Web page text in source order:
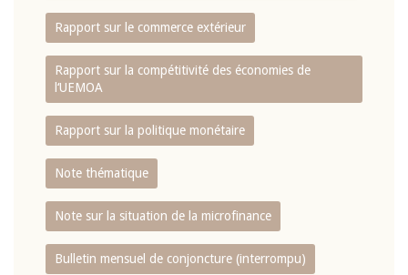
Rapport sur le commerce extérieur
Rapport sur la compétitivité des économies de
l‘UEMOA
Rapport sur la politique monétaire
Note thématique
Note sur la situation de la microfinance
Bulletin mensuel de conjoncture (interrompu)